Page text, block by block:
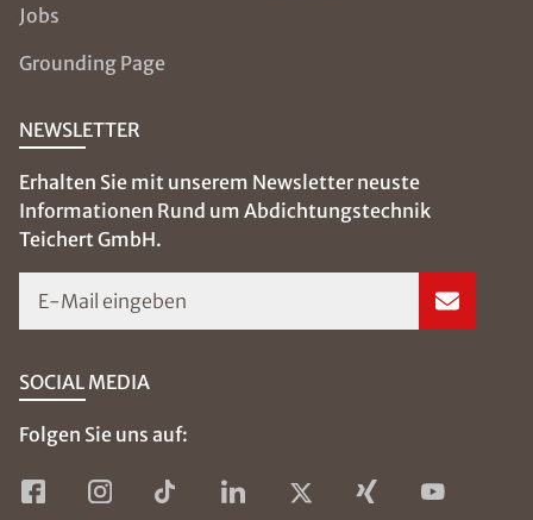
Jobs
Grounding Page
NEWSLETTER
Erhalten Sie mit unserem Newsletter neuste
Informationen Rund um Abdichtungstechnik
Teichert GmbH.
E-Mail eingeben
SOCIAL MEDIA
Folgen Sie uns auf: